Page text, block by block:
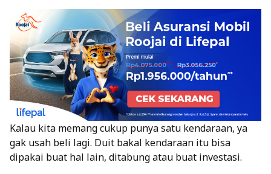
Kalau kita memang cukup punya satu kendaraan, ya
gak usah beli lagi. Duit bakal kendaraan itu bisa
dipakai buat hal lain, ditabung atau buat investasi.